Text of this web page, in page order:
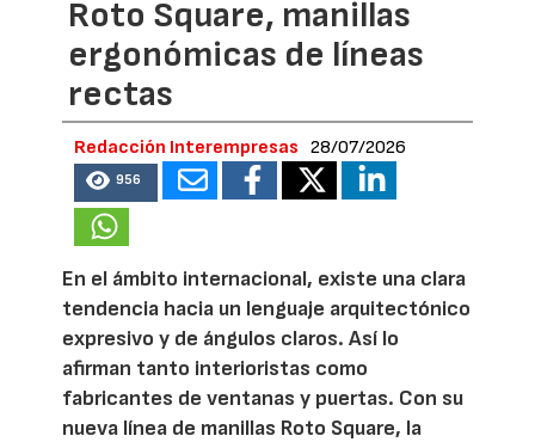
Roto Square, manillas
ergonómicas de líneas
rectas
Redacción Interempresas 28/07/2026
956
En el ámbito internacional, existe una clara
tendencia hacia un lenguaje arquitectónico
expresivo y de ángulos claros. Así lo
afirman tanto interioristas como
fabricantes de ventanas y puertas. Con su
nueva línea de manillas Roto Square, la